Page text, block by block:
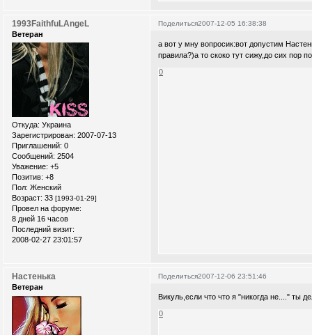
Поделиться2007-12-05 16:38:38
1993FaithfuLAngeL
Ветеран
Откуда: Украина
Зарегистрирован: 2007-07-13
Приглашений: 0
Сообщений: 2504
Уважение: +5
Позитив: +8
Пол: Женский
Возраст: 33 [1993-01-29]
Провел на форуме:
8 дней 16 часов
Последний визит:
2008-02-27 23:01:57
а вот у мну вопросик:вот допустим
правила?)а то скоко тут сижу,до сих пор
0
Поделиться2007-12-06 23:51:46
Настенька
Ветеран
Викуль,если что что я "никогда не...." ты
0